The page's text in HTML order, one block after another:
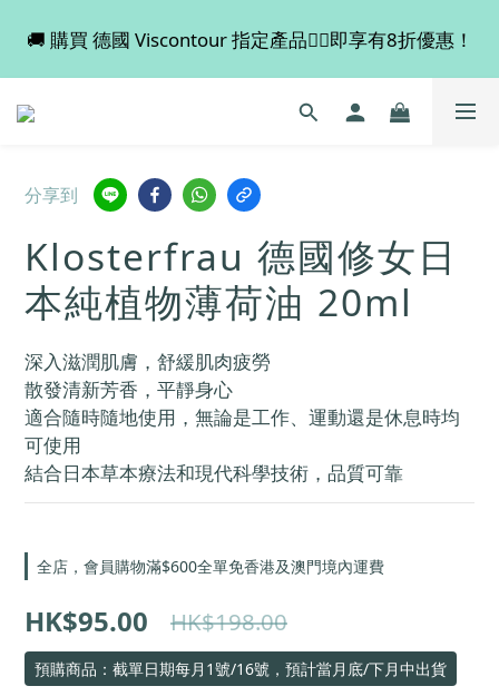
💡 全店滿 $600 免運費，買多件更抵！
🚚 購買 德國 Viscontour 指定產品👉🏻即享有8折優惠！
📢📢📢 Miss Fabulous 8月暫停德國代購服務，於9月
💡 全店滿 $600 免運費，買多件更抵！
分享到
Klosterfrau 德國修女日
本純植物薄荷油 20ml
深入滋潤肌膚，舒緩肌肉疲勞
散發清新芳香，平靜身心
適合隨時隨地使用，無論是工作、運動還是休息時均
可使用
結合日本草本療法和現代科學技術，品質可靠
全店，會員購物滿$600全單免香港及澳門境內運費
HK$95.00 HK$198.00
預購商品：截單日期每月1號/16號，預計當月底/下月中出貨